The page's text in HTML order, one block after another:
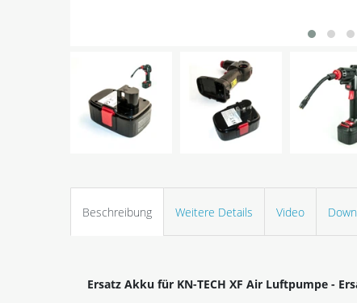
Beschreibung Weitere Details Video
Ersatz Akku für KN-TECH XF Air Luftpumpe -